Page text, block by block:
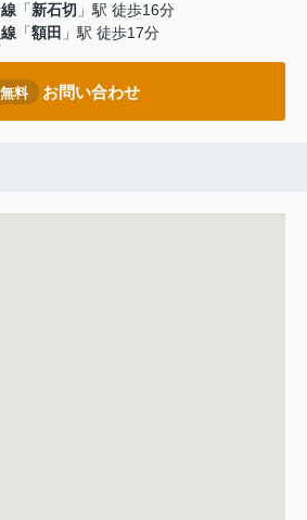
「新石切 」駅 徒歩16分
「額田 」駅 徒歩17分
無料 お問い合わせ